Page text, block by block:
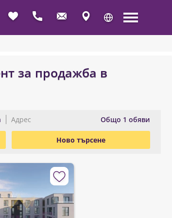
за продажба в
Адрес Oбщо 1 обяви
Ново търсене